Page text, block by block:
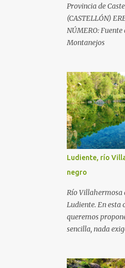
Provincia de
(CASTELLÓN)
NÚMERO: Fuente
Montanejos
Ludiente, río
negro
Río Villahermosa
Ludiente. En esta
queremos
sencilla, nada
realizar en los